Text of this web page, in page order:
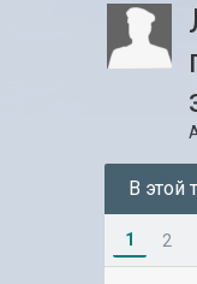
В этой
1 2